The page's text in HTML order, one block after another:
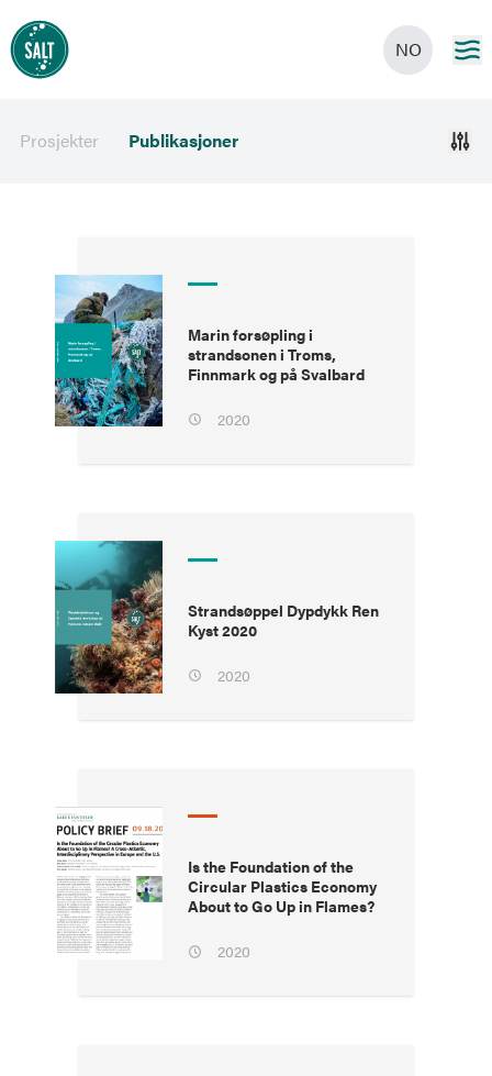
NO
Prosjekter Publikasjoner
Marin forsøpling i
strandsonen i Troms,
Finnmark og på Svalbard
2020
Strandsøppel Dypdykk Ren
Kyst 2020
2020
Is the Foundation of the
Circular Plastics Economy
About to Go Up in Flames?
2020